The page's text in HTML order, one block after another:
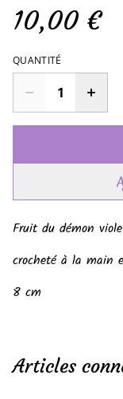
10,00 €
QUANTITÉ
Fruit du démon
crocheté à la main
8 cm
Articles